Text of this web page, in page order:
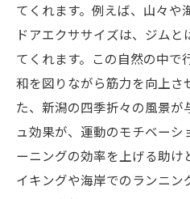
てくれます。例えば、山々や
ドアエクササイズは、ジム
てくれます。この自然の中で
和を図りながら筋力を向上さ
た、新潟の四季折々の風景が
ュ効果が、運動のモチベー
ーニングの効率を上げる助け
イキングや海岸でのランニ